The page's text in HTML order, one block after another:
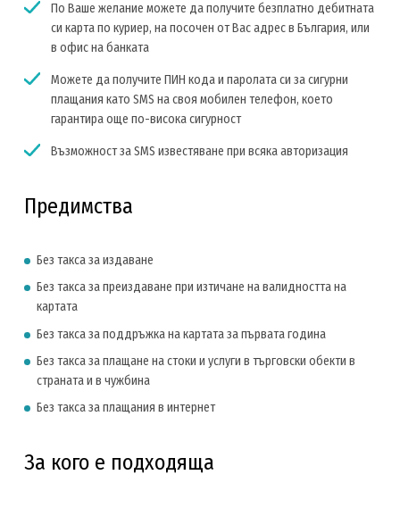
По Ваше желание можете да получите безплатно дебитната
си карта по куриер, на посочен от Вас адрес в България, или
в офис на банката
Можете да получите ПИН кода и паролата си за сигурни
плащания като SMS на своя мобилен телефон, което
гарантира още по-висока сигурност
Възможност за SMS известяване при всяка авторизация
Предимства
Без такса за издаване
Без такса за преиздаване при изтичане на валидността на
картата
Без такса за поддръжка на картата за първата година
Без такса за плащане на стоки и услуги в търговски обекти в
страната и в чужбина
Без такса за плащания в интернет
За кого е подходяща